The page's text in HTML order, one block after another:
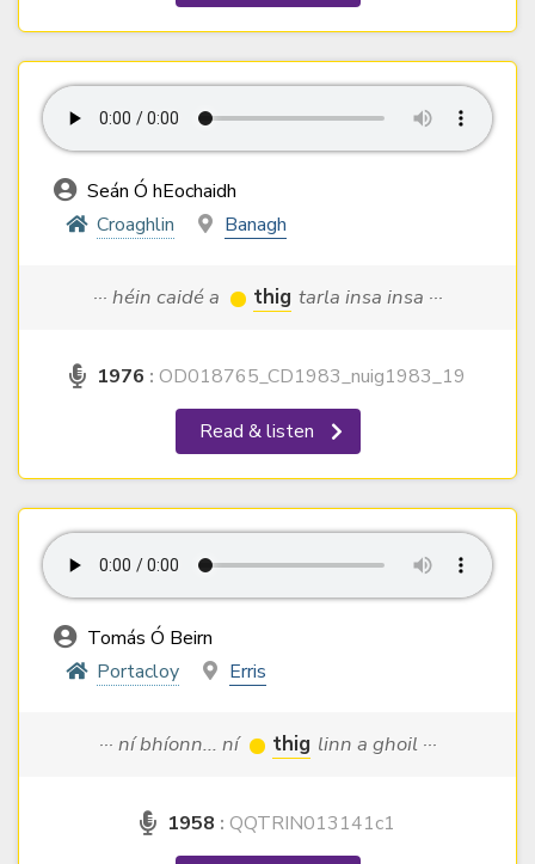
Seán Ó hEochaidh
Croaghlin
Banagh
··· héin caidé a thig tarla insa insa ···
1976 : OD018765_CD1983_nuig1983_19
Read & listen
Tomás Ó Beirn
Portacloy
Erris
··· ní bhíonn... ní thig linn a ghoil ···
1958 : QQTRIN013141c1